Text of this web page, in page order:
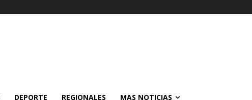
DEPORTE REGIONALES MAS NOTICIAS